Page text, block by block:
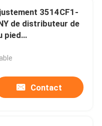
3514CF1-
de distributeur de
pied
Contact